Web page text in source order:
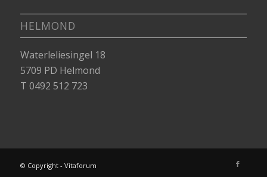
HELMOND
Waterleliesingel 18
5709 PD Helmond
T 0492 512 723
© Copyright - Vitaforum